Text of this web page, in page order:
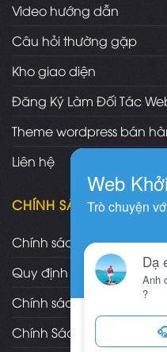
Video hướng dẫn
Câu hỏi thường gặp
Kho giao diện
Đăng Ký Làm Đối Tác
Theme wordpress bán
Liên hệ
CHÍNH SÁCH
Chính sách và quy định
Quy định và hình thức
Chính sách vận chuyển/
Chính Sách Bảo Hành,